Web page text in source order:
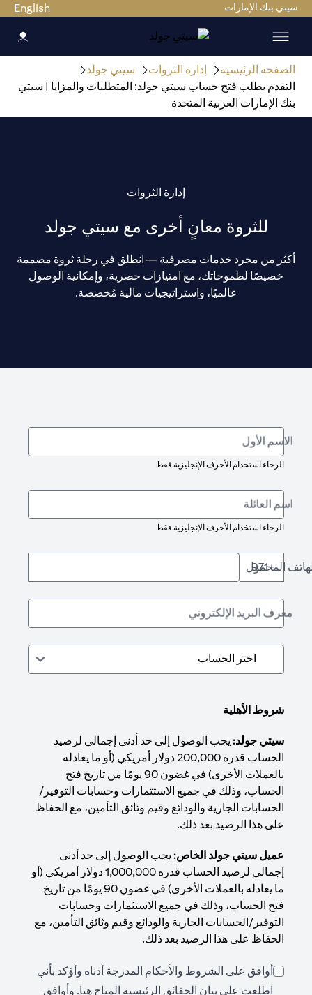
سيتي بنك الإمارات English
الصفحة الرئيسية إدارة الثروات
سيتي جولد
التقدم بطلب فتح حساب سيتي جولد: المتطلبات والمزايا | سيتي
بنك الإمارات العربية المتحدة
إدارة الثروات
للثروة معانٍ أخرى مع سيتي جولد
أكثر من مجرد خدمات مصرفية — انطلق في رحلة ثروة مصممة
خصيصًا لطموحاتك، مع امتيازات حصرية، وإمكانية الوصول
عالميًا، واستراتيجيات مالية مُخصصة.
الرجاء استخدام الأحرف الإنجليزية فقط
الاسم الأول
الرجاء استخدام الأحرف الإنجليزية فقط
اسم العائلة
+971
المحمول
معرف البريد الإلكتروني
شروط الأهلية
سيتي جولد: يجب الوصول إلى حد أدنى إجمالي لرصيد
الحساب قدره 200,000 دولار أمريكي (أو ما يعادله
بالعملات الأخرى) في غضون 90 يومًا من تاريخ فتح
الحساب، وذلك في جميع الاستثمارات وحسابات التوفير/
الحسابات الجارية والودائع وقيم وثائق التأمين، مع الحفاظ
على هذا الرصيد بعد ذلك.
عميل سيتي جولد الخاص: يجب الوصول إلى حد أدنى
إجمالي لرصيد الحساب قدره 1,000,000 دولار أمريكي (أو
ما يعادله بالعملات الأخرى) في غضون 90 يومًا من تاريخ
فتح الحساب، وذلك في جميع الاستثمارات وحسابات
التوفير/الحسابات الجارية والودائع وقيم وثائق التأمين، مع
الحفاظ على هذا الرصيد بعد ذلك.
أوافق على الشروط والأحكام المدرجة أدناه وأؤكد بأني
اطلعت على بيان الحقائق الرئيسية المتاح هنا(opens in a new tab). وأوافق